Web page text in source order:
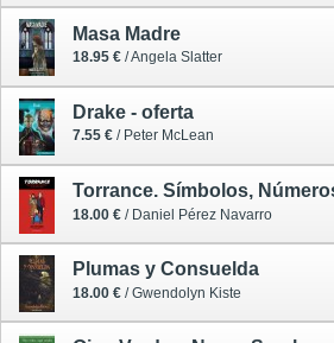
Masa Madre
18.95 € / Angela Slatter
Drake - oferta
7.55 € / Peter McLean
18.00 € / Daniel Pérez Navarro
Plumas y Consuelda
18.00 € / Gwendolyn Kiste